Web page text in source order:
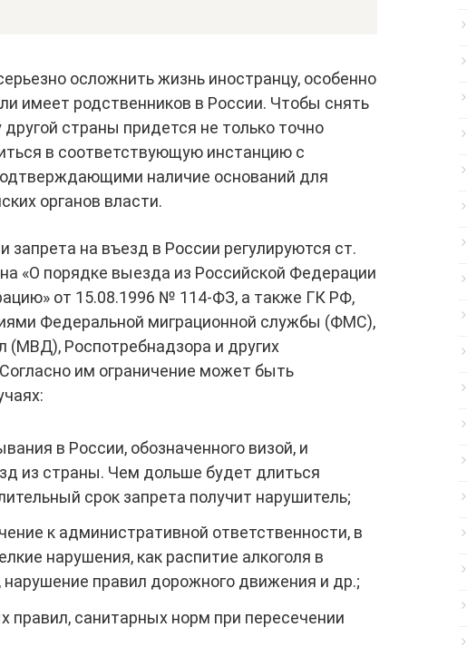
осложнить жизнь иностранцу, особенно
имеет родственников в России. Чтобы снять
страны придется не только точно
в соответствующую инстанцию с
наличие оснований для
органов власти.
запрета на въезд в России регулируются ст.
«О порядке выезда из Российской Федерации
от 15.08.1996 № 114-ФЗ, а также ГК РФ,
Федеральной миграционной службы (ФМС),
(МВД), Роспотребнадзора и других
им ограничение может быть
в России, обозначенного визой, и
из страны. Чем дольше будет длиться
срок запрета получит нарушитель;
к административной ответственности, в
нарушения, как распитие алкоголя в
правил дорожного движения и др.;
санитарных норм при пересечении